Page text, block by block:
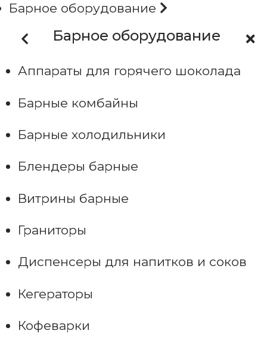
Барное оборудование
Барное оборудование
Аппараты для горячего шоколада
Барные комбайны
Барные холодильники
Блендеры барные
Витрины барные
Граниторы
Диспенсеры для напитков и соков
Кегераторы
Кофеварки